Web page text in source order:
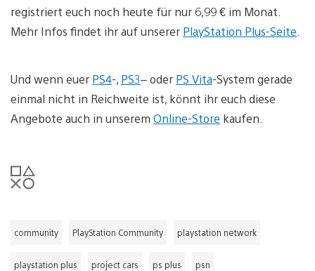
registriert euch noch heute für nur 6,99 € im Monat.
Mehr Infos findet ihr auf unserer PlayStation Plus-Seite
Und wenn euer PS4-, PS3– oder PS Vita-System gerade
einmal nicht in Reichweite ist, könnt ihr euch diese
Angebote auch in unserem Online-Store kaufen.
community PlayStation Community playstation network
playstation plus project cars ps plus psn